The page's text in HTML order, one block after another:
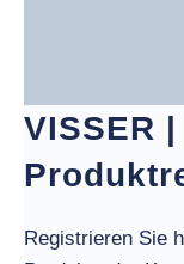
VISSER |
Registrieren Sie